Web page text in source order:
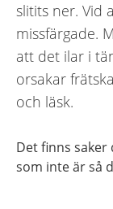
slitits ner. Vid
missfärgade.
att det ilar i
orsakar
och läsk.
Det finns
som inte är så